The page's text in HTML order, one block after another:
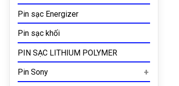
Pin sạc Energizer
Pin sạc khối
PIN SẠC LITHIUM POLYMER
Pin Sony